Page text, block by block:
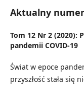
Aktualny numer
Tom 12 Nr 2 (2020):
pandemii COVID-19
Świat w epoce
przyszłość stała się